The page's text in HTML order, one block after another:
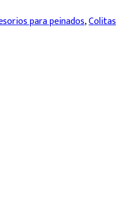
para peinados,Colitas